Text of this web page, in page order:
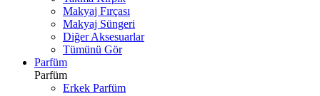
Makyaj Fırçası
Makyaj Süngeri
Diğer Aksesuarlar
Tümünü Gör
Parfüm
Parfüm
Erkek Parfüm